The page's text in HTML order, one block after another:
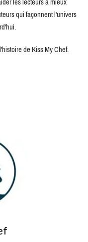
qui façonnent l'univers
de Kiss My Chef.